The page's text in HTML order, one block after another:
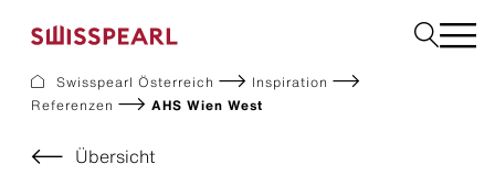
Dach
Fassade
Solar
Swisspearl Österreich
Inspiration
Referenzen
AHS Wien West
Übersicht